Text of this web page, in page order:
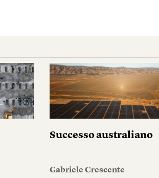
Successo australiano
Gabriele Crescente